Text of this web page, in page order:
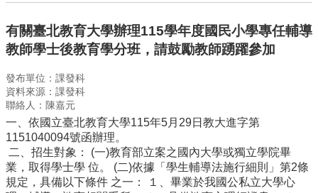
廣
興
刊
專
欄
校
園
動
態
有關臺北教育大學辦理115學年度國民小學專任輔導
教師學士後教育學分班，請鼓勵教師踴躍參加
發布單位：課發科
資料來源：課發科
聯絡人：陳嘉元
一、依國立臺北教育大學115年5月29日教大進字第
1151040094號函辦理。
二、招生對象： (一)教育部立案之國內大學或獨立學院畢
業，取得學士學 位。 (二)依據「學生輔導法施行細則」第2條
規定，具備以下條件 之一： １、畢業於我國公私立大學心